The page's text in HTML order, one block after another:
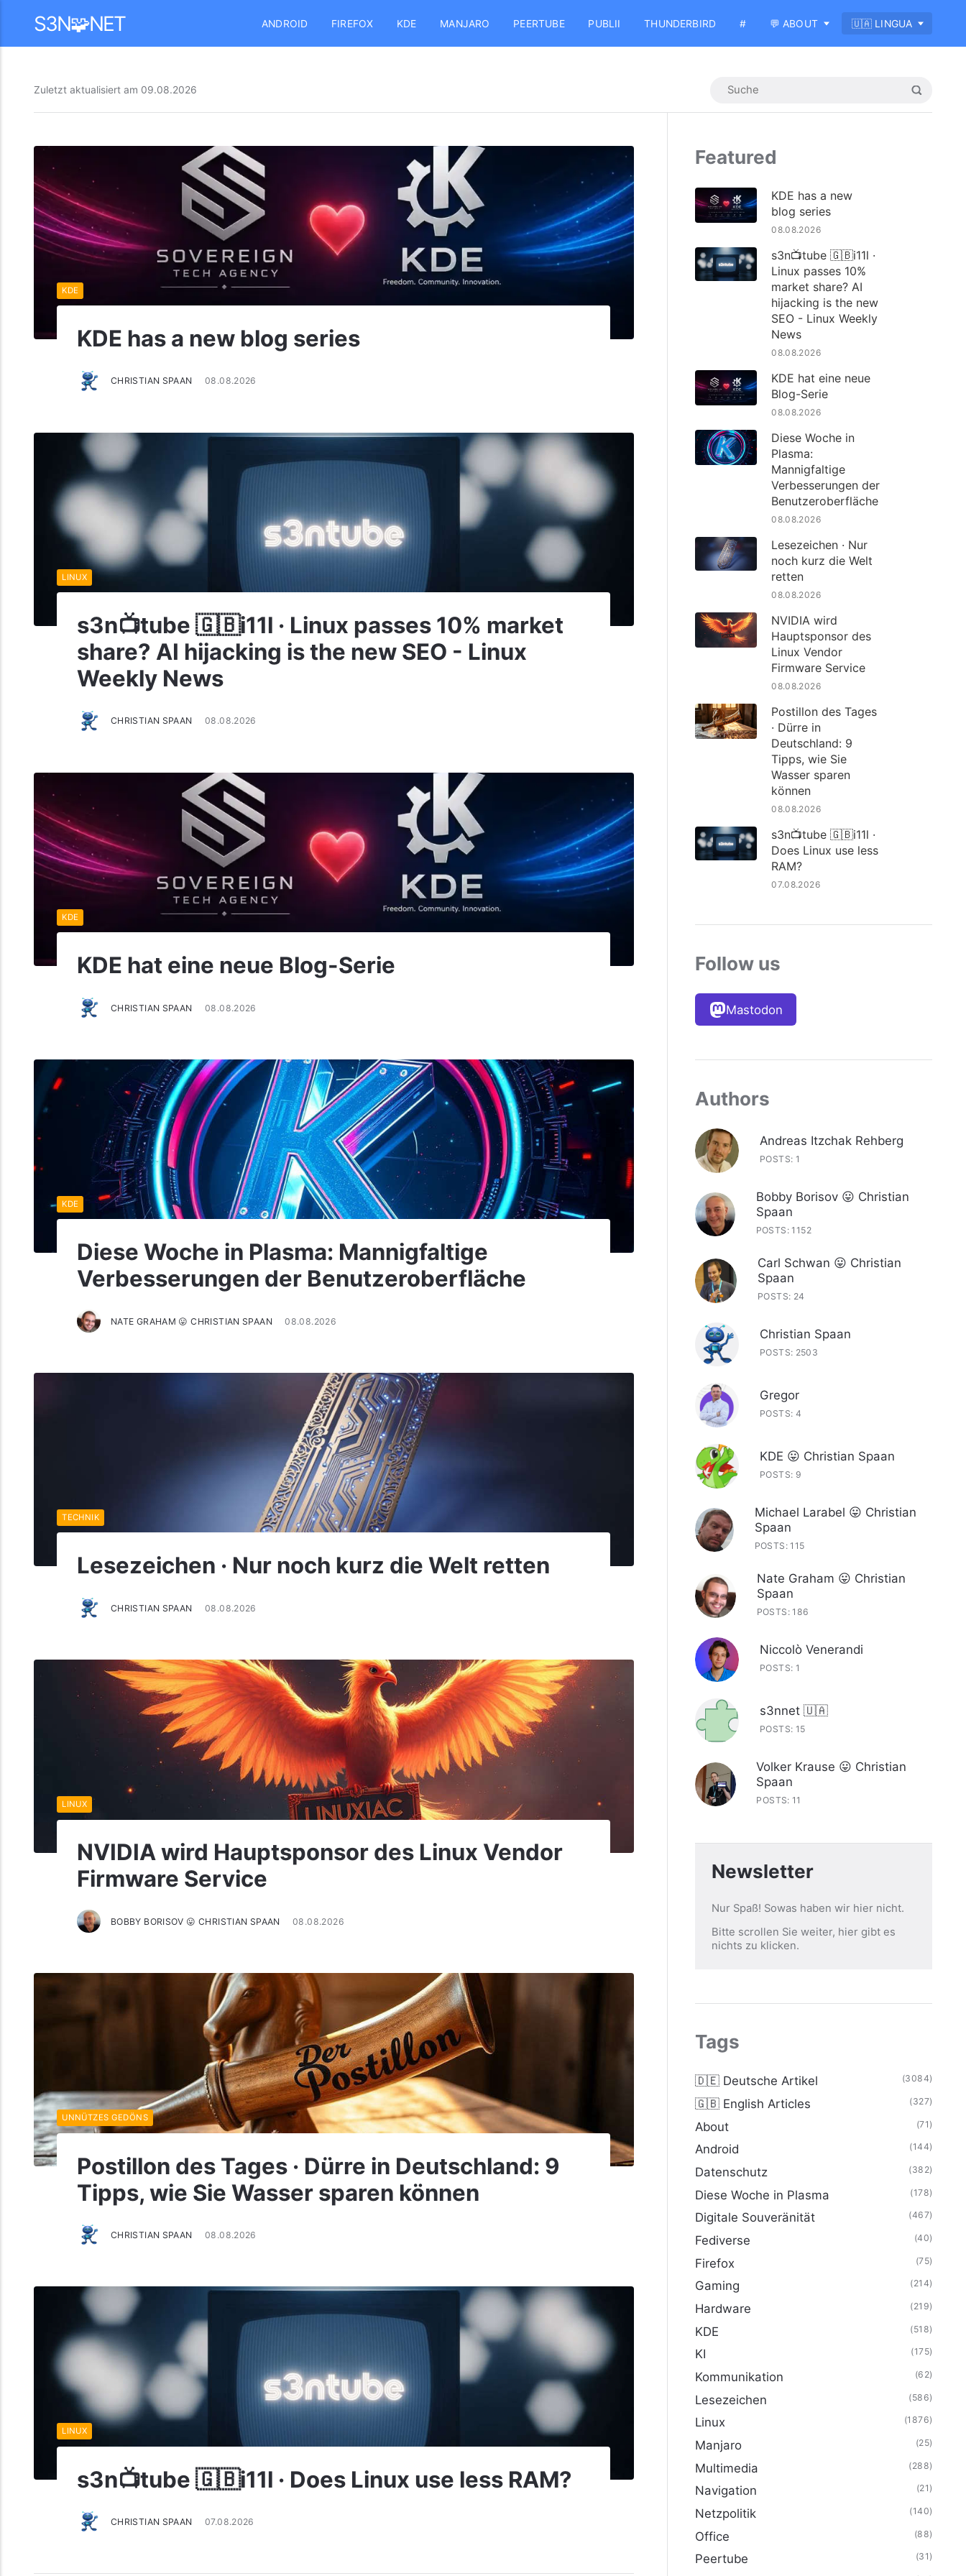
S3N🧩NET ANDROID FIREFOX KDE MANJARO PEERTUBE PUBLII THUNDERBIRD # 💬 ABOUT 🇺🇦 LINGUA
Zuletzt aktualisiert am 09.08.2026
KDE has a new blog series
CHRISTIAN SPAAN 08.08.2026
KDE
s3n📺tube 🇬🇧i11l · Linux passes 10% market
share? AI hijacking is the new SEO - Linux
Weekly News
CHRISTIAN SPAAN 08.08.2026
LINUX
KDE hat eine neue Blog-Serie
CHRISTIAN SPAAN 08.08.2026
KDE
Diese Woche in Plasma: Mannigfaltige
Verbesserungen der Benutzeroberfläche
NATE GRAHAM 😛 CHRISTIAN SPAAN 08.08.2026
KDE
Lesezeichen · Nur noch kurz die Welt retten
CHRISTIAN SPAAN 08.08.2026
TECHNIK
NVIDIA wird Hauptsponsor des Linux Vendor
Firmware Service
BOBBY BORISOV 😛 CHRISTIAN SPAAN 08.08.2026
LINUX
Postillon des Tages · Dürre in Deutschland: 9
Tipps, wie Sie Wasser sparen können
CHRISTIAN SPAAN 08.08.2026
UNNÜTZES GEDÖNS
s3n📺tube 🇬🇧i11l · Does Linux use less RAM?
CHRISTIAN SPAAN 07.08.2026
LINUX
Featured
KDE has a new
blog series
08.08.2026
s3n📺tube 🇬🇧i11l ·
Linux passes 10%
market share? AI
hijacking is the new
SEO - Linux Weekly
News
08.08.2026
KDE hat eine neue
Blog-Serie
08.08.2026
Diese Woche in
Plasma:
Mannigfaltige
Verbesserungen der
Benutzeroberfläche
08.08.2026
Lesezeichen · Nur
noch kurz die Welt
retten
08.08.2026
NVIDIA wird
Hauptsponsor des
Linux Vendor
Firmware Service
08.08.2026
Postillon des Tages
· Dürre in
Deutschland: 9
Tipps, wie Sie
Wasser sparen
können
08.08.2026
s3n📺tube 🇬🇧i11l ·
Does Linux use less
RAM?
07.08.2026
Follow us
Mastodon
Authors
Andreas Itzchak Rehberg
POSTS: 1
Bobby Borisov 😛 Christian
Spaan
POSTS: 1152
Carl Schwan 😛 Christian
Spaan
POSTS: 24
Christian Spaan
POSTS: 2503
Gregor
POSTS: 4
KDE 😛 Christian Spaan
POSTS: 9
Michael Larabel 😛 Christian
Spaan
POSTS: 115
Nate Graham 😛 Christian
Spaan
POSTS: 186
Niccolò Venerandi
POSTS: 1
s3nnet 🇺🇦
POSTS: 15
Volker Krause 😛 Christian
Spaan
POSTS: 11
Newsletter
Nur Spaß! Sowas haben wir hier nicht.
Bitte scrollen Sie weiter, hier gibt es
nichts zu klicken.
Tags
🇩🇪 Deutsche Artikel (3084)
🇬🇧 English Articles (327)
About (71)
Android (144)
Datenschutz (382)
Diese Woche in Plasma (178)
Digitale Souveränität (467)
Fediverse (40)
Firefox (75)
Gaming (214)
Hardware (219)
KDE (518)
KI (175)
Kommunikation (62)
Lesezeichen (586)
Linux (1876)
Manjaro (25)
Multimedia (288)
Navigation (21)
Netzpolitik (140)
Office (88)
Peertube (31)